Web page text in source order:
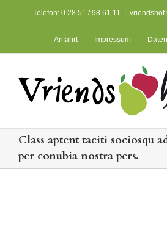
Telefon: 0 28 51 / 98 61 11
Anfahrt Impressum
Class aptent taciti sociosqu
per conubia nostra pers.